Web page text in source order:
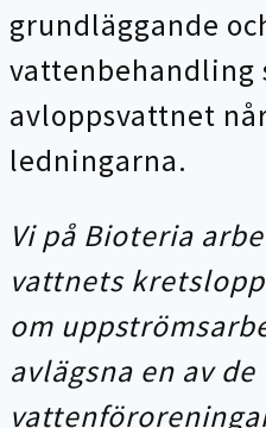
grundläggande
vattenbehandling
avloppsvattnet
ledningarna.
Vi på Bioteria
vattnets
om
avlägsna en av de